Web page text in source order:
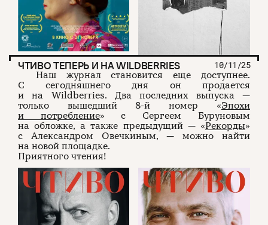
ЧТИВО ТЕПЕРЬ И НА WILDBERRIES 10/11/25
Наш журнал становится еще доступнее.
С сегодняшнего дня он продается
и на Wildberries. Два последних выпуска —
только вышедший 8-й номер «Эпохи
и потребление» с Сергеем Буруновым
на обложке, а также предыдущий — «Рекорды»
с Александром Овечкиным, — можно найти
на новой площадке.
Приятного чтения!